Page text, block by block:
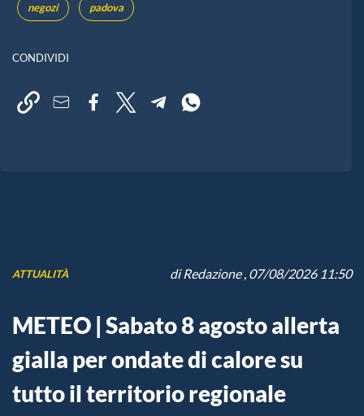
negozi padova
CONDIVIDI
ATTUALITÀ diRedazione, 07/08/2026 11:50
METEO | Sabato 8 agosto allerta
gialla per ondate di calore su
tutto il territorio regionale